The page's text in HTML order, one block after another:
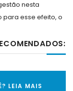
nesta
para esse efeito, o
LEIA MAIS